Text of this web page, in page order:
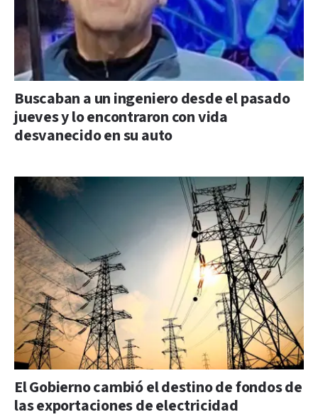
Buscaban a un ingeniero desde el pasado
jueves y lo encontraron con vida
desvanecido en su auto
El Gobierno cambió el destino de fondos de
las exportaciones de electricidad